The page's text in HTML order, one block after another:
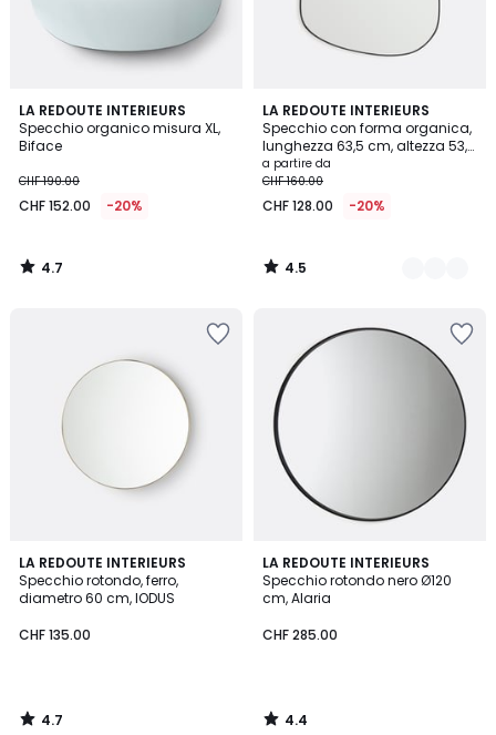
LA REDOUTE INTERIEURS
Specchio organico misura XL,
Biface
CHF 190.00
CHF 152.00 -20%
4.7
/ 5
4.7
/
LA REDOUTE INTERIEURS
Specchio con forma organica,
lunghezza 63,5 cm, altezza 53,3
cm, ORNICA
a partire da
CHF 160.00
CHF 128.00 -20%
4.5
/ 5
2
Colori
4.5
/
LA REDOUTE INTERIEURS
Specchio rotondo, ferro,
diametro 60 cm, IODUS
CHF 135.00
4.7
/ 5
4.7
/
LA REDOUTE INTERIEURS
Specchio rotondo nero Ø120
cm, Alaria
CHF 285.00
4.4
/ 5
4.4
/